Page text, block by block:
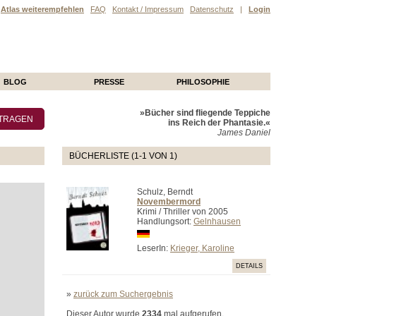
Atlas weiterempfehlen FAQ Kontakt / Impressum Datenschutz | Login
BLOG PRESSE PHILOSOPHIE
»Bücher sind fliegende Teppiche
ins Reich der Phantasie.«
James Daniel
BÜCHERLISTE (1-1 VON 1)
Schulz, Berndt
Novembermord
Krimi / Thriller von 2005
Handlungsort: Gelnhausen
LeserIn: Krieger, Karoline
DETAILS
» zurück zum Suchergebnis
Dieser Autor wurde 2334 mal aufgerufen.